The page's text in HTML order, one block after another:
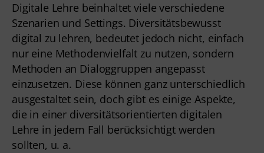
Digitale Lehre beinhaltet viele verschiedene
Szenarien und Settings. Diversitätsbewusst
digital zu lehren, bedeutet jedoch nicht, einfach
nur eine Methodenvielfalt zu nutzen, sondern
Methoden an Dialoggruppen angepasst
einzusetzen. Diese können ganz unterschiedlich
ausgestaltet sein, doch gibt es einige Aspekte,
die in einer diversitätsorientierten digitalen
Lehre in jedem Fall berücksichtigt werden
sollten, u. a.